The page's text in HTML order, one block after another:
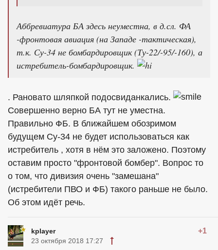
Аббревиатура БА здесь неуместна, в д.сл. ФА
-фронтовая авиация (на Западе -тактическая),
т.к. Су-34 не бомбардировщик (Ту-22/-95/-160), а
истребитель-бомбардировщик.
. Рановато шляпкой подосвиданкались.
Совершенно верно БА тут не уместна.
Правильно ФБ. В ближайшем обозримом
будущем Су-34 не будет использоваться как
истребитель , хотя в нём это заложено. Поэтому
оставим просто "фронтовой бомбер". Вопрос то
о том, что дивизия очень "замешана"
(истребители ПВО и ФБ) такого раньше не было.
Об этом идёт речь.
kplayer +1
23 октября 2018 17:27